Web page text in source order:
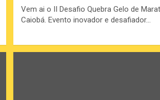
Vem ai o II Desafio Quebra Gelo de
Caiobá. Evento inovador e desafiador…